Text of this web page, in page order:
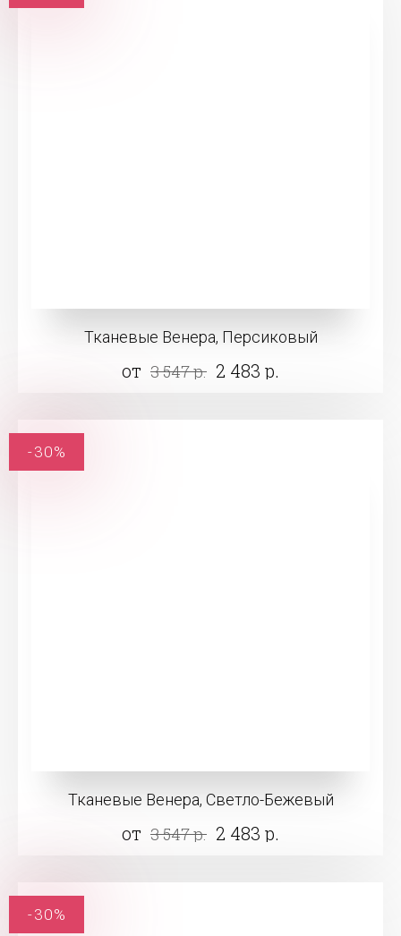
Тканевые Венера, Персиковый
от 3 547 р. 2 483 р.
Тканевые Венера, Светло-Бежевый
от 3 547 р. 2 483 р.
-30%
-30%